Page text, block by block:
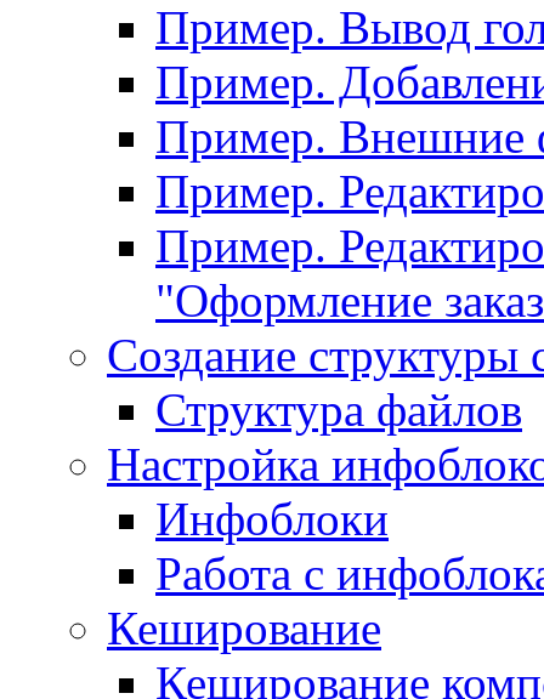
Пример. Вывод
Пример.
Пример. Внешние
Пример.
Пример.
"Оформление
Создание структуры
Структура файлов
Настройка
Инфоблоки
Работа с
Кеширование
Кеширование